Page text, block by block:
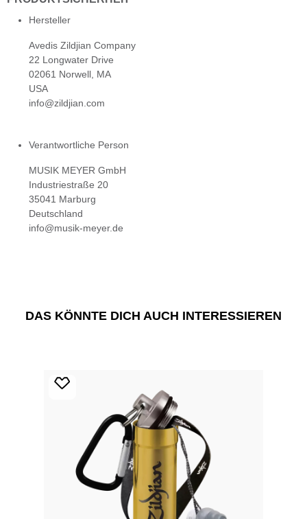
Hersteller
Avedis Zildjian Company
22 Longwater Drive
02061 Norwell, MA
USA
info@zildjian.com
Verantwortliche Person
MUSIK MEYER GmbH
Industriestraße 20
35041 Marburg
Deutschland
info@musik-meyer.de
DAS KÖNNTE DICH AUCH INTERESSIEREN